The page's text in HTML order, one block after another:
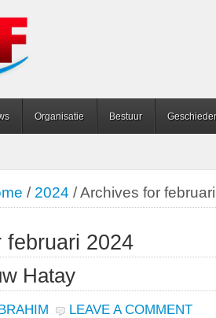
Organisatie Bestuur
/ 2024 /Archives for
2024
Hatay
LEAVE A COMMENT